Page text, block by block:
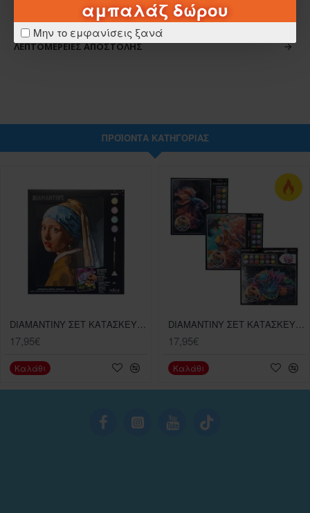
αμπαλάζ δώρου
Μην το εμφανίσεις ξανά
ΣΧΈΔΙΑ - ΜΠΑΤΑΡΊΕΣ
ΛΕΠΤΟΜΈΡΕΙΕΣ ΑΠΟΣΤΟΛΉΣ
ΠΡΟΪΌΝΤΑ ΚΑΤΗΓΟΡΊΑΣ
DIAMANTINY ΣΕΤ ΚΑΤΑΣΚΕΥΗΣ ΑΝΑΓΛΥΦΩΝ ΨΗΦΙΔΩΤΩΝ GIRABRILLA ΔΙΑΣΗΜΟΙ ΠΙΝΑΚΕΣ 3 ΣΧΕΔΙΑ
17,95€
Καλάθι
DIAMANTINY ΣΕΤ ΚΑΤΑΣΚΕΥΗΣ ΑΝΑΓΛΥΦΩΝ ΨΗΦΙΔΩΤΩΝ GIRABRILLA ΘΑΛΛΑΣΙΑ ΠΛΑΣΜΑΤΑ 3 ΣΧΕΔΙΑ
17,95€
Καλάθι